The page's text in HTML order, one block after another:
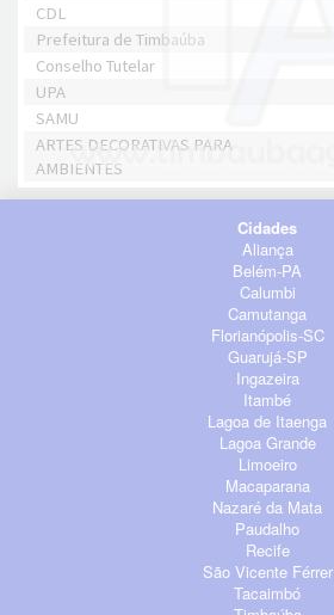
CDL
Prefeitura de Timbaúba
Conselho Tutelar
UPA
SAMU
ARTES DECORATIVAS PARA
AMBIENTES
Cidades
Aliança
Belém-PA
Calumbi
Camutanga
Florianópolis-SC
Guarujá-SP
Ingazeira
Itambé
Lagoa de Itaenga
Lagoa Grande
Limoeiro
Macaparana
Nazaré da Mata
Paudalho
Recife
São Vicente Férrer
Tacaimbó